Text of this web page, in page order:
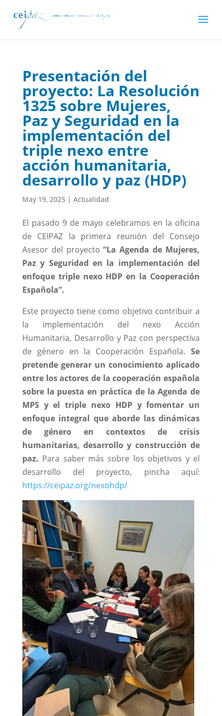
Presentación del
proyecto: La Resolución
1325 sobre Mujeres,
Paz y Seguridad en la
implementación del
triple nexo entre
acción humanitaria,
desarrollo y paz (HDP)
May 19, 2025 | Actualidad
El pasado 9 de mayo celebramos en la oficina
de CEIPAZ la primera reunión del Consejo
Asesor del proyecto “La Agenda de Mujeres,
Paz y Seguridad en la implementación del
enfoque triple nexo HDP en la Cooperación
Española”.
Este proyecto tiene como objetivo contribuir a
la implementación del nexo Acción
Humanitaria, Desarrollo y Paz con perspectiva
de género en la Cooperación Española.Se
pretende generar un conocimiento aplicado
entre los actores de la cooperación española
sobre la puesta en práctica de la Agenda de
MPS y el triple nexo HDP y fomentar un
enfoque integral que aborde las dinámicas
de género en contextos de crisis
humanitarias, desarrollo y construcción de
paz. Para saber más sobre los objetivos y el
desarrollo del proyecto, pincha aquí:
https://ceipaz.org/nexohdp/